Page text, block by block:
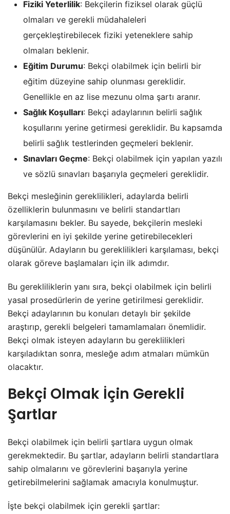
Fiziki Yeterlilik: Bekçilerin fiziksel olarak güçlü
olmaları ve gerekli müdahaleleri
gerçekleştirebilecek fiziki yeteneklere sahip
olmaları beklenir.
Eğitim Durumu: Bekçi olabilmek için belirli bir
eğitim düzeyine sahip olunması gereklidir.
Genellikle en az lise mezunu olma şartı aranır.
Sağlık Koşulları: Bekçi adaylarının belirli sağlık
koşullarını yerine getirmesi gereklidir. Bu kapsamda
belirli sağlık testlerinden geçmeleri beklenir.
Sınavları Geçme: Bekçi olabilmek için yapılan yazılı
ve sözlü sınavları başarıyla geçmeleri gereklidir.
Bekçi mesleğinin gereklilikleri, adaylarda belirli
özelliklerin bulunmasını ve belirli standartları
karşılamasını bekler. Bu sayede, bekçilerin mesleki
görevlerini en iyi şekilde yerine getirebilecekleri
düşünülür. Adayların bu gereklilikleri karşılaması, bekçi
olarak göreve başlamaları için ilk adımdır.
Bu gerekliliklerin yanı sıra, bekçi olabilmek için belirli
yasal prosedürlerin de yerine getirilmesi gereklidir.
Bekçi adaylarının bu konuları detaylı bir şekilde
araştırıp, gerekli belgeleri tamamlamaları önemlidir.
Bekçi olmak isteyen adayların bu gereklilikleri
karşıladıktan sonra, mesleğe adım atmaları mümkün
olacaktır.
Bekçi Olmak İçin Gerekli
Şartlar
Bekçi olabilmek için belirli şartlara uygun olmak
gerekmektedir. Bu şartlar, adayların belirli standartlara
sahip olmalarını ve görevlerini başarıyla yerine
getirebilmelerini sağlamak amacıyla konulmuştur.
İşte bekçi olabilmek için gerekli şartlar: